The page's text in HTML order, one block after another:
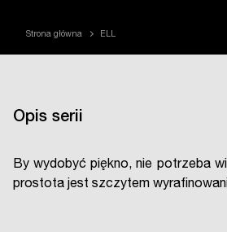
Strona główna ELL
Opis serii
By wydobyć piękno, nie potrzeba
prostota jest szczytem